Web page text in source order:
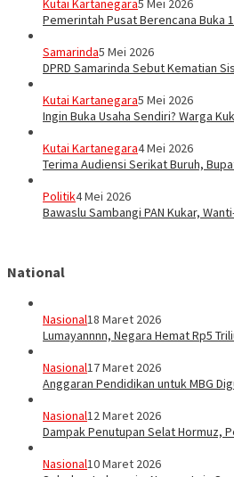
Pemerintah Pusat Berencana Buka
Samarinda5 Mei 2026
DPRD Samarinda Sebut Kematian
Kutai Kartanegara5 Mei 2026
Ingin Buka Usaha Sendiri? Warga
Kutai Kartanegara4 Mei 2026
Terima Audiensi Serikat Buruh,
Politik4 Mei 2026
Bawaslu Sambangi PAN Kukar,
National
Nasional18 Maret 2026
Lumayannnn, Negara Hemat Rp5
Nasional17 Maret 2026
Anggaran Pendidikan untuk MBG
Nasional12 Maret 2026
Dampak Penutupan Selat Hormuz,
Nasional10 Maret 2026